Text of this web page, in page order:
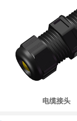
电缆接头